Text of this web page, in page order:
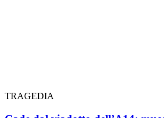
TRAGEDIA